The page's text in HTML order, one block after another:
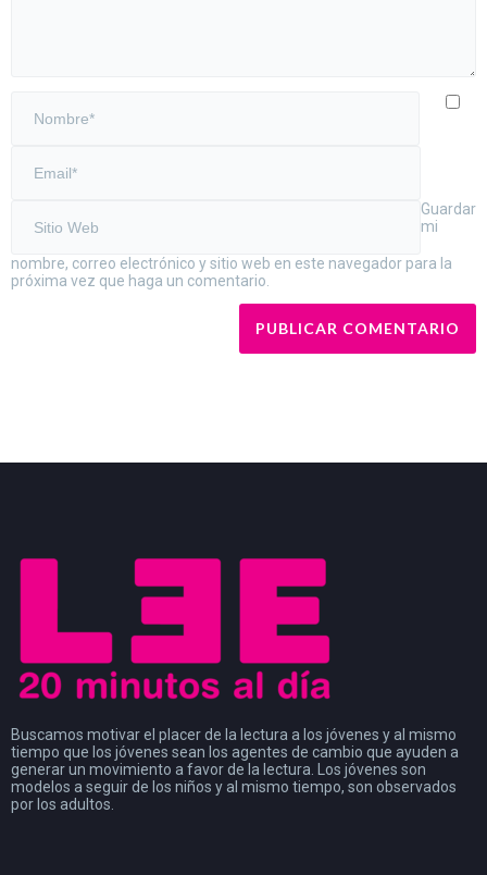
Guardar
mi
nombre, correo electrónico y sitio web en este navegador para la
próxima vez que haga un comentario.
Buscamos motivar el placer de la lectura a los jóvenes y al mismo
tiempo que los jóvenes sean los agentes de cambio que ayuden a
generar un movimiento a favor de la lectura. Los jóvenes son
modelos a seguir de los niños y al mismo tiempo, son observados
por los adultos.